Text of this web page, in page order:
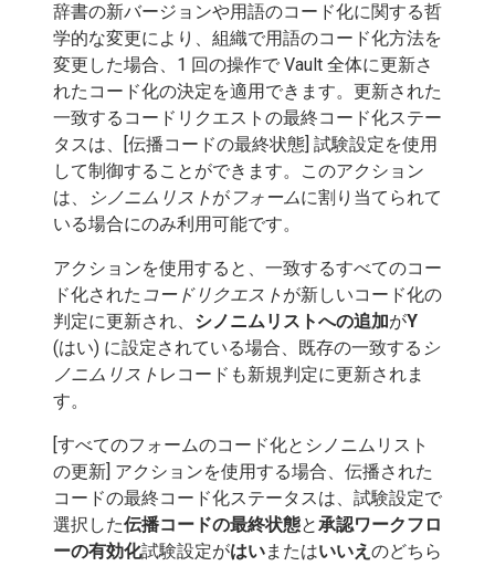
辞書の新バージョンや用語のコード化に関する哲
学的な変更により、組織で用語のコード化方法を
変更した場合、1 回の操作で Vault 全体に更新さ
れたコード化の決定を適用できます。更新された
一致するコードリクエストの最終コード化ステー
タスは、[伝播コードの最終状態] 試験設定を使用
して制御することができます。このアクション
は、
シノニムリスト が フォームに割り当てられて
いる場合にのみ利用可能です。
アクションを使用すると、一致するすべてのコー
ド化された コードリクエスト が新しいコード化の
判定に更新され、 シノニムリストへの追加がY
(はい) に設定されている場合、既存の一致する シ
ノニムリスト レコードも新規判定に更新されま
す。
[すべてのフォームのコード化とシノニムリスト
の更新] アクションを使用する場合、伝播された
コードの最終コード化ステータスは、試験設定で
選択した伝播コードの最終状態と承認ワークフロ
ーの有効化試験設定がはいまたはいいえ のどちら